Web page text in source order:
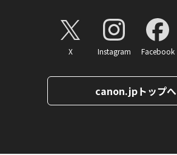
X Instagram Facebook
canon.jpトップへ